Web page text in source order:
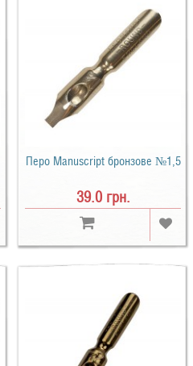
Перо Manuscript бронзове №1,5
39.0 грн.